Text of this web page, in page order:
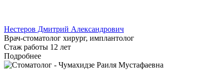
Нестеров Дмитрий Александрович
Врач-стоматолог хирург, имплантолог
Стаж работы 12 лет
Подробнее